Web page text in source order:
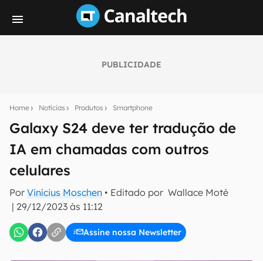
PUBLICIDADE
Home Notícias Produtos Smartphone
Galaxy S24 deve ter tradução de
IA em chamadas com outros
celulares
Por Vinícius Moschen • Editado por Wallace Moté
| 29/12/2023 às 11:12
Assine nossa Newsletter
notícias e reviews sobre tecnologia em primeira
mão.
E-mail
inscreva-se
Confirmo que li, aceito e concordo com os Termos de
Uso e Política de Privacidade do Canaltech.